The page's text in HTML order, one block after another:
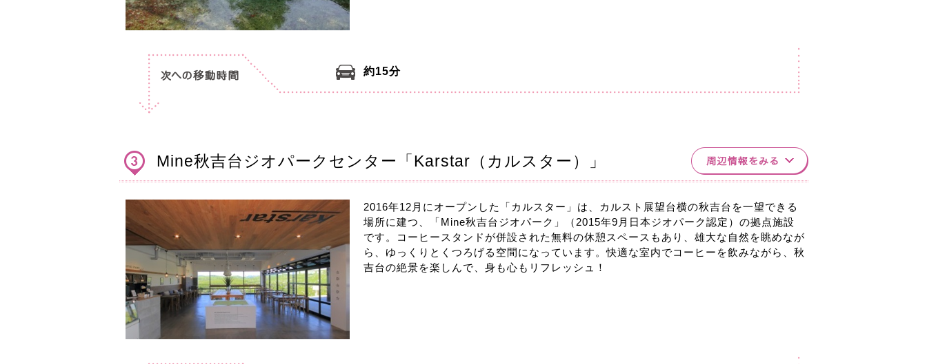
約15分
Mine秋吉台ジオパークセンター「Karstar（カルスター）」
2016年12月にオープンした「カルスター」は、カルスト展望台横の秋吉台を一望できる
場所に建つ、「Mine秋吉台ジオパーク」（2015年9月日本ジオパーク認定）の拠点施設
です。コーヒースタンドが併設された無料の休憩スペースもあり、雄大な自然を眺めなが
ら、ゆっくりとくつろげる空間になっています。快適な室内でコーヒーを飲みながら、秋
吉台の絶景を楽しんで、身も心もリフレッシュ！